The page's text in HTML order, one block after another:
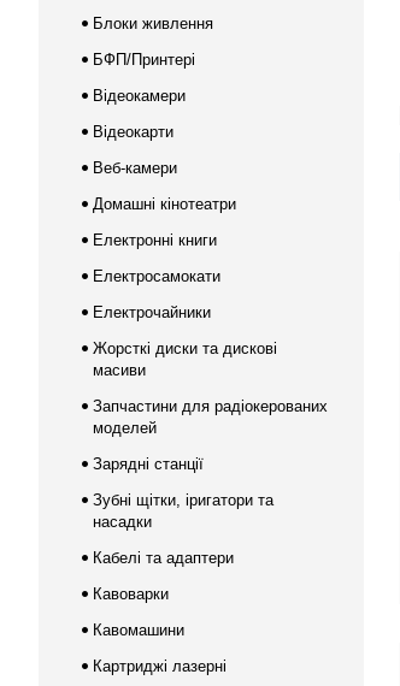
Блоки живлення
БФП/Принтері
Відеокамери
Відеокарти
Веб-камери
Домашні кінотеатри
Електронні книги
Електросамокати
Електрочайники
Жорсткі диски та дискові
масиви
Запчастини для радіокерованих
моделей
Зарядні станції
Зубні щітки, іригатори та
насадки
Кабелі та адаптери
Кавоварки
Кавомашини
Картриджі лазерні